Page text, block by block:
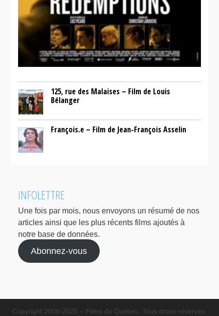
125, rue des Malaises – Film de Louis
Bélanger
François.e – Film de Jean-François Asselin
INFOLETTRE
Une fois par mois, nous envoyons un résumé de nos
articles ainsi que les plus récents films ajoutés à
notre base de données.
Abonnez-vous
Copyright 2008-2025 – Films du Québec. Tous droits réservés.